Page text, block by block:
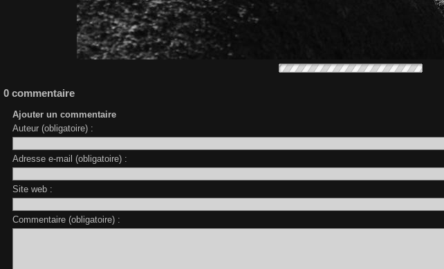
0 commentaire
Ajouter un commentaire
Auteur (obligatoire) :
Adresse e-mail (obligatoire) :
Site web :
Commentaire (obligatoire) :